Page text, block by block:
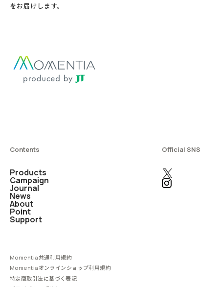
をお届けします。
Contents
Products
Campaign
Journal
News
About
Point
Support
Official SNS
Momentia共通利用規約
Momentiaオンラインショップ利用規約
特定商取引法に基づく表記